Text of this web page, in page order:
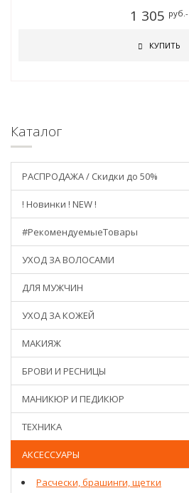
1 305 руб.-
КУПИТЬ
Каталог
РАСПРОДАЖА / Скидки до 50%
! Новинки ! NEW !
#РекомендуемыеТовары
УХОД ЗА ВОЛОСАМИ
ДЛЯ МУЖЧИН
УХОД ЗА КОЖЕЙ
МАКИЯЖ
БРОВИ И РЕСНИЦЫ
МАНИКЮР И ПЕДИКЮР
ТЕХНИКА
АКСЕССУАРЫ
Расчески, брашинги, щетки